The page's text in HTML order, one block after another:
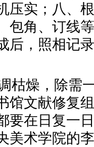
压实；八、
包角、订线
后，照相记
枯燥，除需
馆文献修复
要在日复一
美术学院的